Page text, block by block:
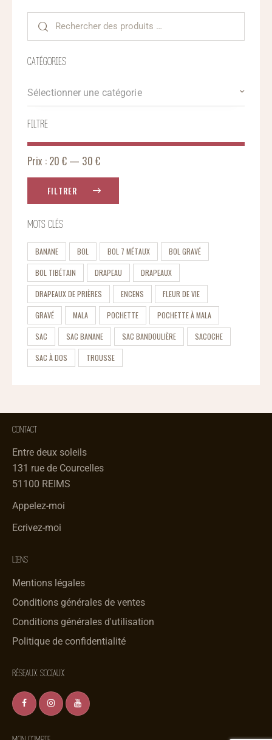
CATÉGORIES
Sélectionner une catégorie
FILTRE
FILTRER
Prix : 20 € — 30 €
MOTS CLÉS
BANANE BOL BOL 7 MÉTAUX BOL GRAVÉ
BOL TIBÉTAIN DRAPEAU DRAPEAUX
DRAPEAUX DE PRIÈRES ENCENS FLEUR DE VIE
GRAVÉ MALA POCHETTE POCHETTE À MALA
SAC SAC BANANE SAC BANDOULIÈRE SACOCHE
SAC À DOS TROUSSE
CONTACT
Entre deux soleils
131 rue de Courcelles
51100 REIMS
Appelez-moi
Ecrivez-moi
LIENS
Mentions légales
Conditions générales de ventes
Conditions générales d'utilisation
Politique de confidentialité
RÉSEAUX SOCIAUX